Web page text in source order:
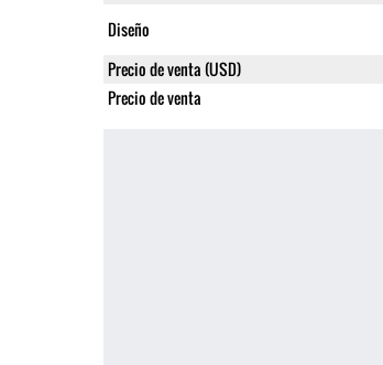
Diseño
Precio de venta (USD)
Precio de venta